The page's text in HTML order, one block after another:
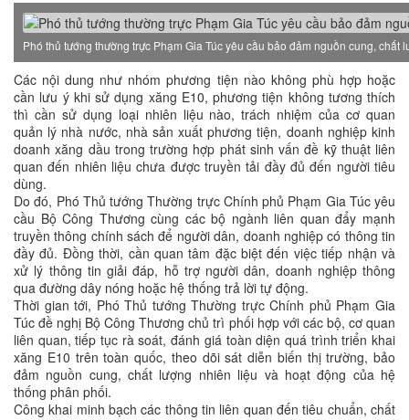
Phó thủ tướng thường trực Phạm Gia Túc yêu cầu bảo đảm nguồn cung,
Các nội dung như nhóm phương tiện nào không phù hợp hoặc
cần lưu ý khi sử dụng xăng E10, phương tiện không tương thích
thì cần sử dụng loại nhiên liệu nào, trách nhiệm của cơ quan
quản lý nhà nước, nhà sản xuất phương tiện, doanh nghiệp kinh
doanh xăng dầu trong trường hợp phát sinh vấn đề kỹ thuật liên
quan đến nhiên liệu chưa được truyền tải đầy đủ đến người tiêu
dùng.
Do đó, Phó Thủ tướng Thường trực Chính phủ Phạm Gia Túc yêu
cầu Bộ Công Thương cùng các bộ ngành liên quan đẩy mạnh
truyền thông chính sách để người dân, doanh nghiệp có thông tin
đầy đủ. Đồng thời, cần quan tâm đặc biệt đến việc tiếp nhận và
xử lý thông tin giải đáp, hỗ trợ người dân, doanh nghiệp thông
qua đường dây nóng hoặc hệ thống trả lời tự động.
Thời gian tới, Phó Thủ tướng Thường trực Chính phủ Phạm Gia
Túc đề nghị Bộ Công Thương chủ trì phối hợp với các bộ, cơ quan
liên quan, tiếp tục rà soát, đánh giá toàn diện quá trình triển khai
xăng E10 trên toàn quốc, theo dõi sát diễn biến thị trường, bảo
đảm nguồn cung, chất lượng nhiên liệu và hoạt động của hệ
thống phân phối.
Công khai minh bạch các thông tin liên quan đến tiêu chuẩn, chất